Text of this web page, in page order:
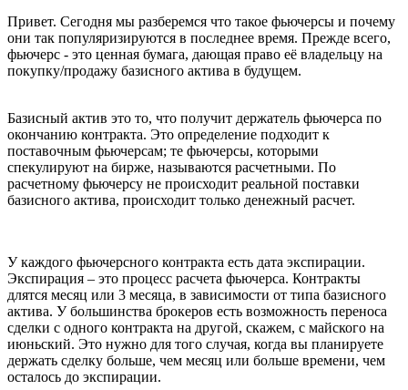
Привет. Сегодня мы разберемся что такое фьючерсы и почему
они так популяризируются в последнее время. Прежде всего,
фьючерс - это ценная бумага, дающая право её владельцу на
покупку/продажу базисного актива в будущем.
Базисный актив это то, что получит держатель фьючерса по
окончанию контракта. Это определение подходит к
поставочным фьючерсам; те фьючерсы, которыми
спекулируют на бирже, называются расчетными. По
расчетному фьючерсу не происходит реальной поставки
базисного актива, происходит только денежный расчет.
У каждого фьючерсного контракта есть дата экспирации.
Экспирация – это процесс расчета фьючерса. Контракты
длятся месяц или 3 месяца, в зависимости от типа базисного
актива. У большинства брокеров есть возможность переноса
сделки с одного контракта на другой, скажем, с майского на
июньский. Это нужно для того случая, когда вы планируете
держать сделку больше, чем месяц или больше времени, чем
осталось до экспирации.